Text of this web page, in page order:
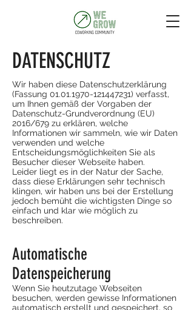
DATENSCHUTZ
Wir haben diese Datenschutzerklärung
(Fassung 01.01.1970-121447231) verfasst,
um Ihnen gemäß der Vorgaben der
Datenschutz-Grundverordnung (EU)
2016/679 zu erklären, welche
Informationen wir sammeln, wie wir Daten
verwenden und welche
Entscheidungsmöglichkeiten Sie als
Besucher dieser Webseite haben.
Leider liegt es in der Natur der Sache,
dass diese Erklärungen sehr technisch
klingen, wir haben uns bei der Erstellung
jedoch bemüht die wichtigsten Dinge so
einfach und klar wie möglich zu
beschreiben.
Automatische
Datenspeicherung
Wenn Sie heutzutage Webseiten
besuchen, werden gewisse Informationen
automatisch erstellt und gespeichert, so